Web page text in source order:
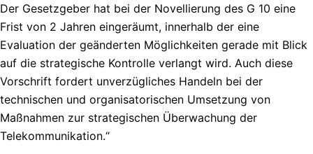
Der Gesetzgeber hat bei der Novellierung des G 10 eine
Frist von 2 Jahren eingeräumt, innerhalb der eine
Evaluation der geänderten Möglichkeiten gerade mit Blick
auf die strategische Kontrolle verlangt wird. Auch diese
Vorschrift fordert unverzügliches Handeln bei der
technischen und organisatorischen Umsetzung von
Maßnahmen zur strategischen Überwachung der
Telekommunikation.“